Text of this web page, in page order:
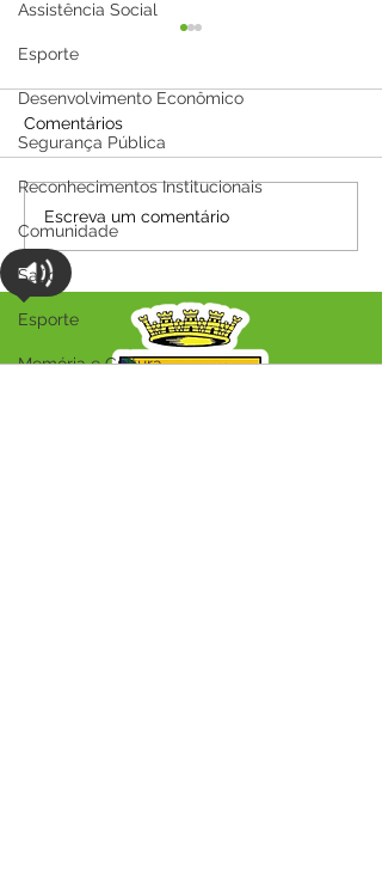
Assistência Social
Esporte
Desenvolvimento Econômico
Segurança Pública
Reconhecimentos Institucionais
Comunidade
Saúde
Esporte
Memória e Cultura
Parabéns, Acre! 64 anos
de conquistas e
esperança
Comentários
Escreva um comentário